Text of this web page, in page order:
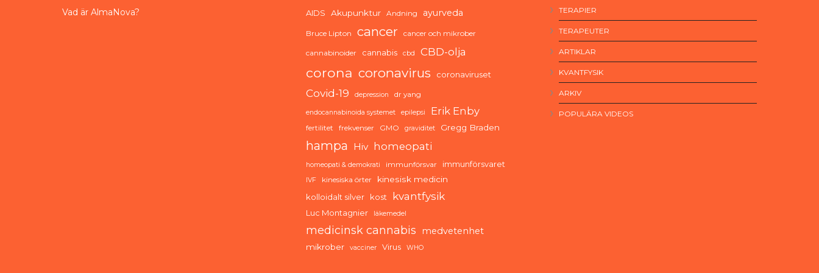
Vad är AlmaNova? AIDS Akupunktur Andning ayurveda
Bruce Lipton cancer cancer och mikrober
cannabinoider cannabis cbd CBD-olja
corona coronavirus coronaviruset
Covid-19 depression dr yang
endocannabinoida systemet epilepsi Erik Enby
fertilitet frekvenser GMO graviditet Gregg Braden
hampa Hiv homeopati
homeopati & demokrati immunförsvar immunförsvaret
IVF kinesiska örter
kinesisk medicin
kolloidalt silver
kost kvantfysik
Luc Montagnier läkemedel
medicinsk cannabis medvetenhet
mikrober vacciner Virus WHO
TERAPIER
TERAPEUTER
ARTIKLAR
KVANTFYSIK
ARKIV
POPULÄRA VIDEOS